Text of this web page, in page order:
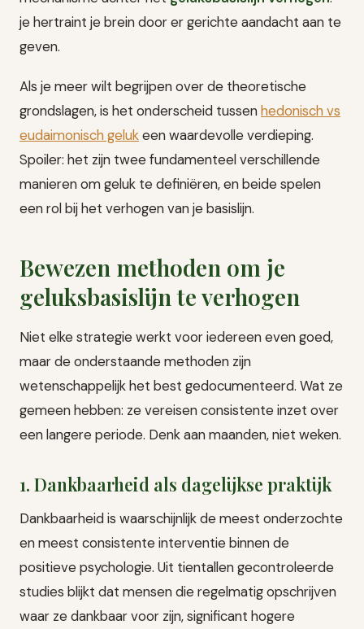
je hertraint je brein door er gerichte aandacht aan te
geven.
Als je meer wilt begrijpen over de theoretische
grondslagen, is het onderscheid tussenhedonisch vs
eudaimonisch gelukeen waardevolle verdieping.
Spoiler: het zijn twee fundamenteel verschillende
manieren om geluk te definiëren, en beide spelen
een rol bij het verhogen van je basislijn.
Bewezen methoden om je
geluksbasislijn te verhogen
Niet elke strategie werkt voor iedereen even goed,
maar de onderstaande methoden zijn
wetenschappelijk het best gedocumenteerd. Wat ze
gemeen hebben: ze vereisen consistente inzet over
een langere periode. Denk aan maanden, niet weken.
1. Dankbaarheid als dagelijkse praktijk
Dankbaarheid is waarschijnlijk de meest onderzochte
en meest consistente interventie binnen de
positieve psychologie. Uit tientallen gecontroleerde
studies blijkt dat mensen die regelmatig opschrijven
waar ze dankbaar voor zijn, significant hogere